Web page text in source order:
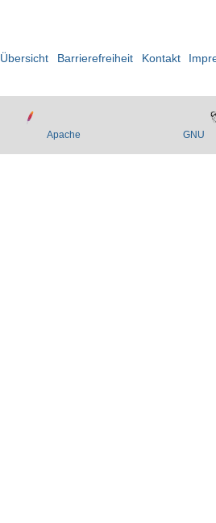
Übersicht Barrierefreiheit Kontakt
Apache GNU